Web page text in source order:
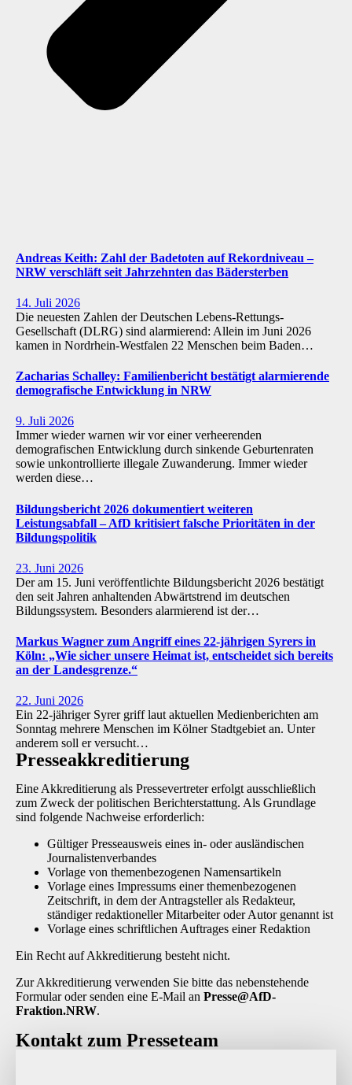
Andreas Keith: Zahl der Badetoten auf Rekordniveau –
NRW verschläft seit Jahrzehnten das Bädersterben
14. Juli 2026
Die neuesten Zahlen der Deutschen Lebens-Rettungs-
Gesellschaft (DLRG) sind alarmierend: Allein im Juni 2026
kamen in Nordrhein-Westfalen 22 Menschen beim Baden…
Zacharias Schalley: Familienbericht bestätigt alarmierende
demografische Entwicklung in NRW
9. Juli 2026
Immer wieder warnen wir vor einer verheerenden
demografischen Entwicklung durch sinkende Geburtenraten
sowie unkontrollierte illegale Zuwanderung. Immer wieder
werden diese…
Bildungsbericht 2026 dokumentiert weiteren
Leistungsabfall – AfD kritisiert falsche Prioritäten in der
Bildungspolitik
23. Juni 2026
Der am 15. Juni veröffentlichte Bildungsbericht 2026 bestätigt
den seit Jahren anhaltenden Abwärtstrend im deutschen
Bildungssystem. Besonders alarmierend ist der…
Markus Wagner zum Angriff eines 22-jährigen Syrers in
Köln: „Wie sicher unsere Heimat ist, entscheidet sich bereits
an der Landesgrenze.“
22. Juni 2026
Ein 22-jähriger Syrer griff laut aktuellen Medienberichten am
Sonntag mehrere Menschen im Kölner Stadtgebiet an. Unter
anderem soll er versucht…
Presse­akkreditierung
Eine Akkreditierung als Pressevertreter erfolgt ausschließlich
zum Zweck der politischen Berichterstattung. Als Grundlage
sind folgende Nachweise erforderlich:
Gültiger Presseausweis eines in- oder ausländischen
Journalistenverbandes
Vorlage von themenbezogenen Namensartikeln
Vorlage eines Impressums einer themenbezogenen
Zeitschrift, in dem der Antragsteller als Redakteur,
ständiger redaktioneller Mitarbeiter oder Autor genannt ist
Vorlage eines schriftlichen Auftrages einer Redaktion
Ein Recht auf Akkreditierung besteht nicht.
Zur Akkreditierung verwenden Sie bitte das nebenstehende
Formular oder senden eine E-Mail an Presse@AfD-
Fraktion.NRW.
Kontakt zum Presseteam